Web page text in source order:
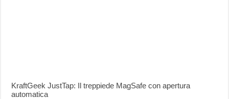
KraftGeek JustTap: Il treppiede MagSafe con apertura
automatica